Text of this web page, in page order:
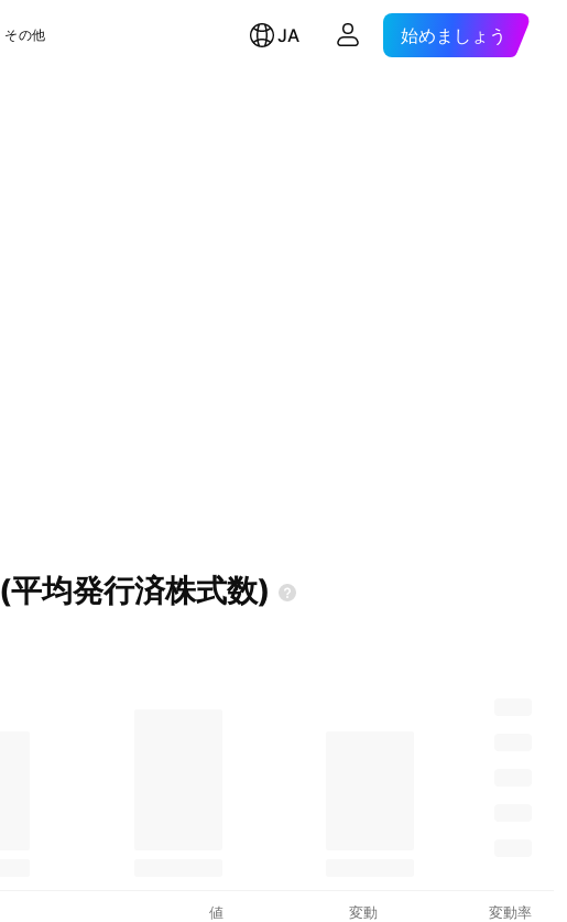
その他 JA 始めましょう
(平均発行済株式数)
値 変動 変動率